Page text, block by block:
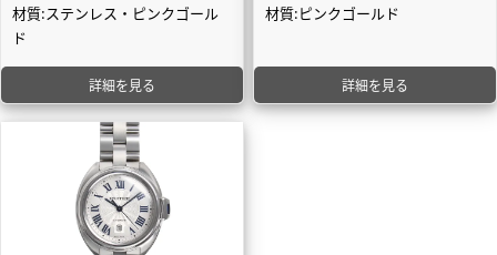
材質:ステンレス・ピンクゴール
ド
詳細を見る
材質:ピンクゴールド
詳細を見る